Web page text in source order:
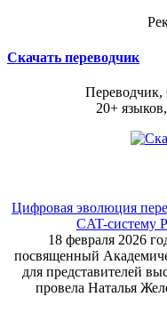
Скачать переводчик
Переводчик,
20+
Цифровая эволюция
CAT-систему
18 февраля 2026
посвященный
для представителей
провела Наталья